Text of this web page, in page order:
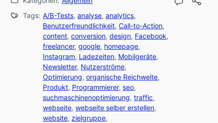
Tags: A/B-Tests, analyse, analytics,
Benutzerfreundlichkeit, Call-to-Action,
content, conversion, design, Facebook,
freelancer, google, homepage,
Instagram, Ladezeiten, Mobilgeräte,
Newsletter, Nutzerströme,
Optimierung, organische Reichweite,
Produkt, Programmierer, seo,
suchmaschinenoptimierung, traffic,
webseite, webseite selber erstellen,
website, zielgruppe,